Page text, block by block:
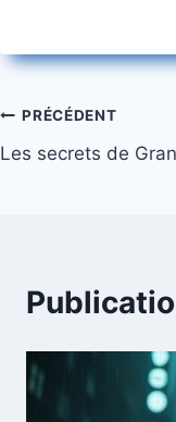
Navigation
de
PRÉCÉDENT
Les secrets de